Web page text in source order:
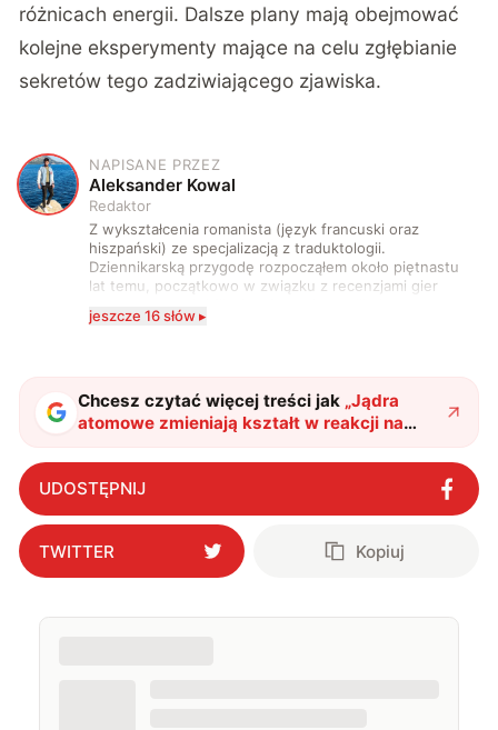
różnicach energii. Dalsze plany mają obejmować
kolejne eksperymenty mające na celu zgłębianie
sekretów tego zadziwiającego zjawiska.
A
NAPISANE PRZEZ
Aleksander Kowal
Redaktor
Z wykształcenia romanista (język francuski oraz
hiszpański) ze specjalizacją z traduktologii.
Dziennikarską przygodę rozpocząłem około piętnastu
lat temu, początkowo w związku z recenzjami gier
zdecydowanie częściej na tematy związane z nauką
także uprawiać oraz oglądać sport.
jeszcze 16 słów ▸
Chcesz czytać więcej treści jak „Jądra
atomowe zmieniają kształt w reakcji na
energię. To ujawnia niezwykłą naturę
cząstek"?
UDOSTĘPNIJ
TWITTER Kopiuj